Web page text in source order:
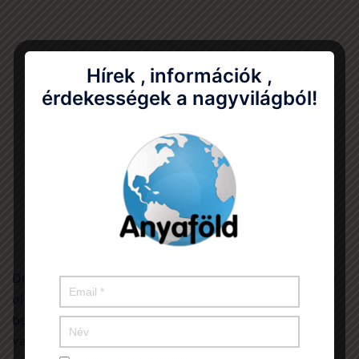
De másokat megalázni nemcsak szavakkal lehet. Van
olyan formája is, amikor a másik munkáját nem
becsülik. Biztos láttál már olyat, hogy egy gyermek,
vagy társ maga által készített tárgyat ajándékozott
Hírek , információk ,
érdekességek a nagyvilágból!